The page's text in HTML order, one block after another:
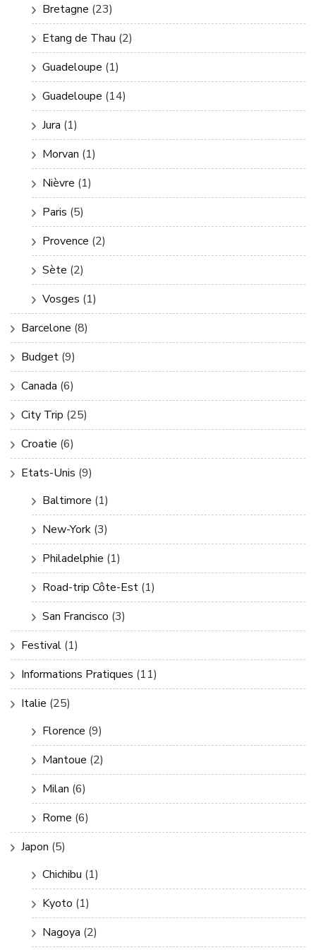
Bretagne (23)
Etang de Thau (2)
Guadeloupe (1)
Guadeloupe (14)
Jura (1)
Morvan (1)
Nièvre (1)
Paris (5)
Provence (2)
Sète (2)
Vosges (1)
Barcelone (8)
Budget (9)
Canada (6)
City Trip (25)
Croatie (6)
Etats-Unis (9)
Baltimore (1)
New-York (3)
Philadelphie (1)
Road-trip Côte-Est (1)
San Francisco (3)
Festival (1)
Informations Pratiques (11)
Italie (25)
Florence (9)
Mantoue (2)
Milan (6)
Rome (6)
Japon (5)
Chichibu (1)
Kyoto (1)
Nagoya (2)